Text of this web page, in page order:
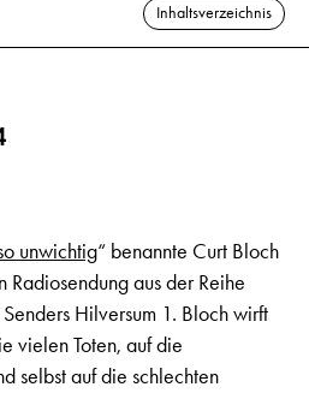
Inhaltsverzeichnis
unwichtig“ benannte Curt Bloch
aus der Reihe
Hilversum 1. Bloch wirft
vielen Toten, auf die
selbst auf die schlechten